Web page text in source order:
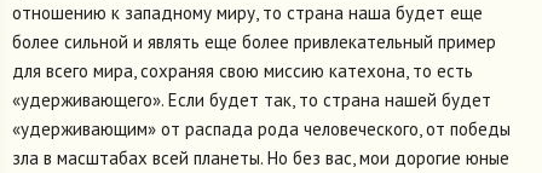
отношению к западному миру, то страна наша будет еще
более сильной и являть еще более привлекательный пример
для всего мира, сохраняя свою миссию катехона, то есть
«удерживающего». Если будет так, то страна нашей будет
«удерживающим» от распада рода человеческого, от победы
зла в масштабах всей планеты. Но без вас, мои дорогие юные